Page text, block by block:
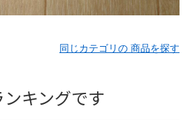
同じカテゴリの 商品を探す
キングです